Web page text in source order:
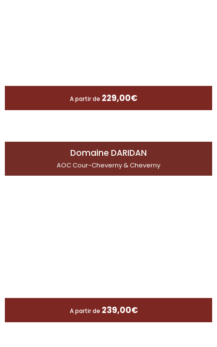
A partir de 229,00€
Domaine DARIDAN
AOC Cour-Cheverny & Cheverny
A partir de 239,00€